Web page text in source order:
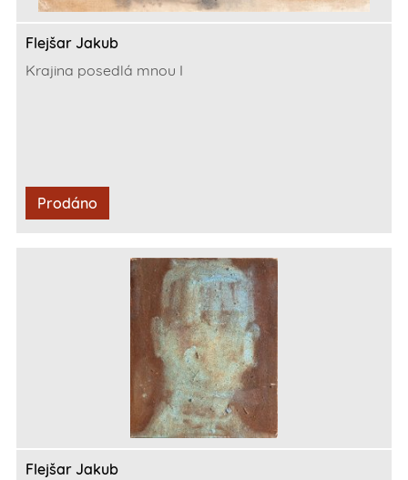
Flejšar Jakub
Krajina posedlá mnou I
Prodáno
Flejšar Jakub